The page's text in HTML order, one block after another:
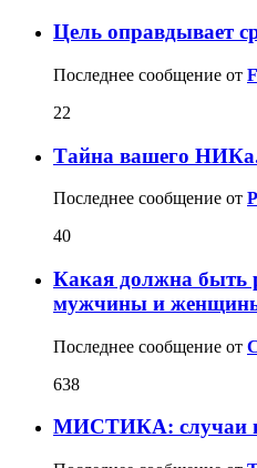
Цель оправдывает
Последнее сообщение от
22
Тайна вашего
Последнее сообщение от
40
Какая должна быть
мужчины и
Последнее сообщение от
638
МИСТИКА: случаи